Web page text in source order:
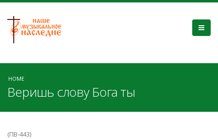
HOME
Веришь слову Бога ты
(ПВ-443)